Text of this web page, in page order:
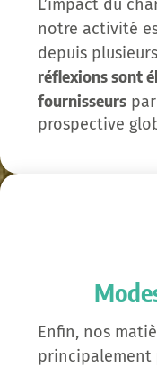
L’impact du
notre activité
depuis
réflexions sont
fournisseurs
prospective
Enfin, nos
principalement